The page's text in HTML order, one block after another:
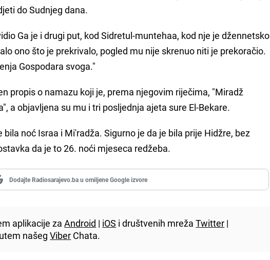
do Sudnjeg dana.
Ga je i drugi put, kod Sidretul-muntehaa, kod nje je džennetsko
ono što je prekrivalo, pogled mu nije skrenuo niti je prekoračio.
Gospodara svoga."
propis o namazu koji je, prema njegovim riječima, "Miradž
a objavljena su mu i tri posljednja ajeta sure El-Bekare.
noć Israa i Mi'radža. Sigurno je da je bila prije Hidžre, bez
da je to 26. noći mjeseca redžeba.
Dodajte Radiosarajevo.ba u omiljene Google izvore
aplikacije zaAndroid | iOS i društvenih mrežaTwitter |
našegViber Chata.